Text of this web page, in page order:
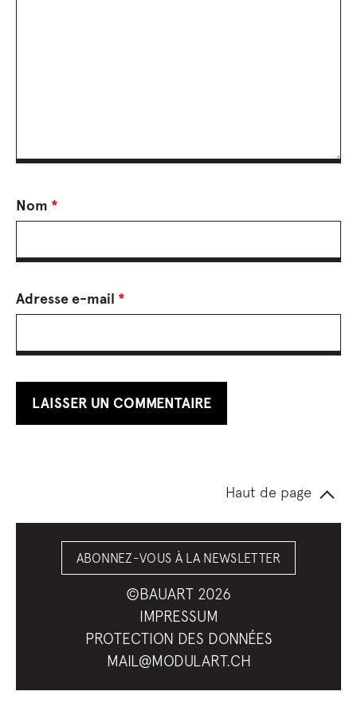
Nom *
Adresse e-mail *
Haut de page
ABONNEZ-VOUS À LA NEWSLETTER
©BAUART 2026
IMPRESSUM
PROTECTION DES DONNÉES
MAIL@MODULART.CH